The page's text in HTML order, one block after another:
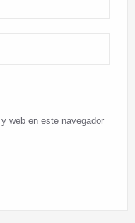
web en este navegador